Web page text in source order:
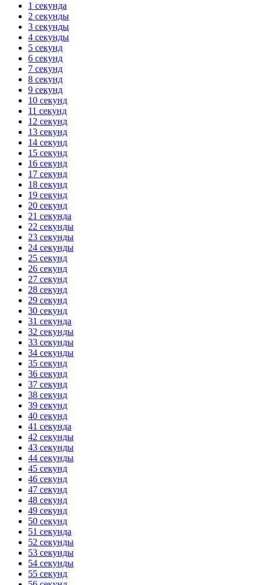
1 секунда
2 секунды
3 секунды
4 секунды
5 секунд
6 секунд
7 секунд
8 секунд
9 секунд
10 секунд
11 секунд
12 секунд
13 секунд
14 секунд
15 секунд
16 секунд
17 секунд
18 секунд
19 секунд
20 секунд
21 секунда
22 секунды
23 секунды
24 секунды
25 секунд
26 секунд
27 секунд
28 секунд
29 секунд
30 секунд
31 секунда
32 секунды
33 секунды
34 секунды
35 секунд
36 секунд
37 секунд
38 секунд
39 секунд
40 секунд
41 секунда
42 секунды
43 секунды
44 секунды
45 секунд
46 секунд
47 секунд
48 секунд
49 секунд
50 секунд
51 секунда
52 секунды
53 секунды
54 секунды
55 секунд